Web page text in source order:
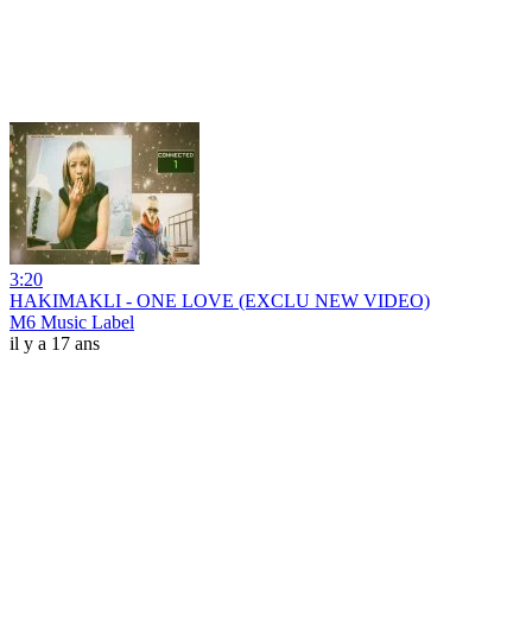
3:20
HAKIMAKLI - ONE LOVE (EXCLU NEW VIDEO)
M6 Music Label
il y a 17 ans